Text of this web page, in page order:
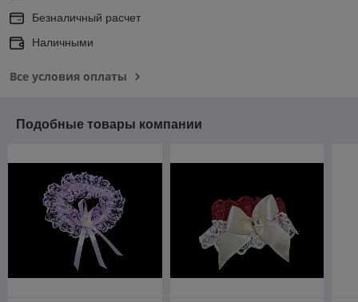
Безналичный расчет
Наличными
Все условия оплаты
Подобные товары компании